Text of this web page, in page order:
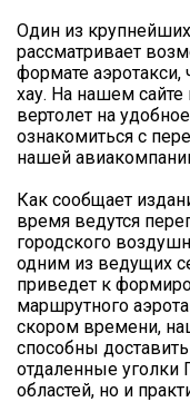
Один из
рассматривает
формате
хау. На нашем
вертолет на
ознакомиться с
нашей
Как сообщает
время ведутся
городского
одним из ведущих
приведет к
маршрутного
скором времени,
способны
отдаленные
областей, но и